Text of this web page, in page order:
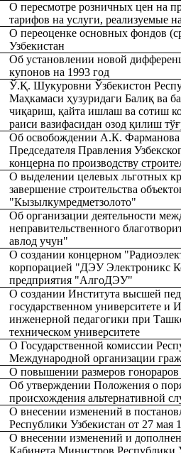
О пересмотре розничных цен на
тарифов на услуги, реализуемые
О переоценке основных фондов
Узбекистан
Об установлении новой
купонов на 1993 год
Ў.Қ. Шукуровни Ўзбекистон
Маҳкамаси ҳузуридаги Балиқ ва
чиқариш, қайта ишлаш ва сотиш
раиси вазифасидан озод қилиш тўғ
Об освобождении А.К. Фарманова
Председателя Правления
концерна по производству
О выделении целевых льготных
завершение строительства
"Кызылкумредметзолото"
Об организации деятельности
неправительственного
авлод учун"
О создании концерном
корпорацией "ДЭУ Электроникс
предприятия "АлгоДЭУ"
О создании Института высшей
государственном университете и
инженерной педагогики при
техническом университете
О Государственной комиссии
Международной организации
О повышении размеров гонораров
Об утверждении Положения о
происхождения альтернативной
О внесении изменений в
Республики Узбекистан от 27 мая
О внесении изменений и
Кабинета Министров Республики